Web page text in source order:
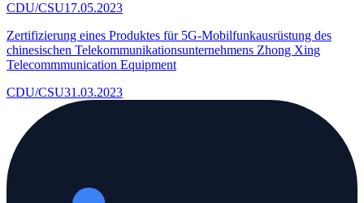
CDU/CSU17.05.2023
Zertifizierung eines Produktes für 5G-Mobilfunkausrüstung des
chinesischen Telekommunikationsunternehmens Zhong Xing
Telecommmunication Equipment
CDU/CSU31.03.2023